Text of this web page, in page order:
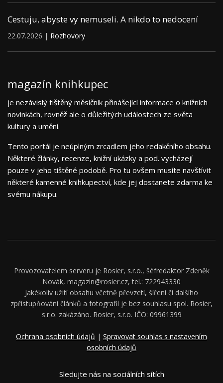
Cestuju, abyste vy nemuseli. A nikdo to nedocení
22.07.2026 | Rozhovory
magazín knihkupec
je nezávislý tištěný měsíčník přinášející informace o knižních
novinkách, rovněž ale o důležitých událostech ze světa
kultury a umění.
Tento portál je neúplným zrcadlem jeho redakčního obsahu.
Některé články, recenze, knižní ukázky a pod. vycházejí
pouze v jeho tištěné podobě. Pro tu ovšem musíte navštívit
některé kamenné knihkupectví, kde jej dostanete zdarma ke
svému nákupu.
Provozovatelem serveru je Rosier, s.r.o., šéfredaktor Zdeněk
Novák, magazin@rosier.cz, tel.: 722943330
Jakékoliv užití obsahu včetně převzetí, šíření či dalšího
zpřístupňování článků a fotografií je bez souhlasu spol. Rosier,
s.r.o. zakázáno. Rosier, s.r.o. IČO: 09961399
Ochrana osobních údajů | Spravovat souhlas s nastavením
osobních údajů
Sledujte nás na sociálních sítích